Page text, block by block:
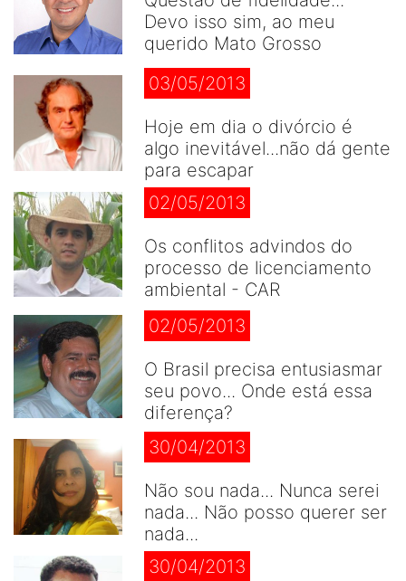
Devo isso sim, ao meu
querido Mato Grosso
03/05/2013
Hoje em dia o divórcio é
algo inevitável...não dá gente
para escapar
02/05/2013
Os conflitos advindos do
processo de licenciamento
ambiental - CAR
02/05/2013
O Brasil precisa entusiasmar
seu povo... Onde está essa
diferença?
30/04/2013
Não sou nada... Nunca serei
nada... Não posso querer ser
nada...
30/04/2013